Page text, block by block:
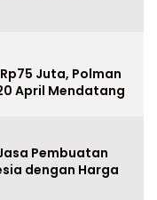
Juta, Polman
April Mendatang
Pembuatan
dengan Harga